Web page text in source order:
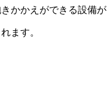
かかえができる設備が
ます。